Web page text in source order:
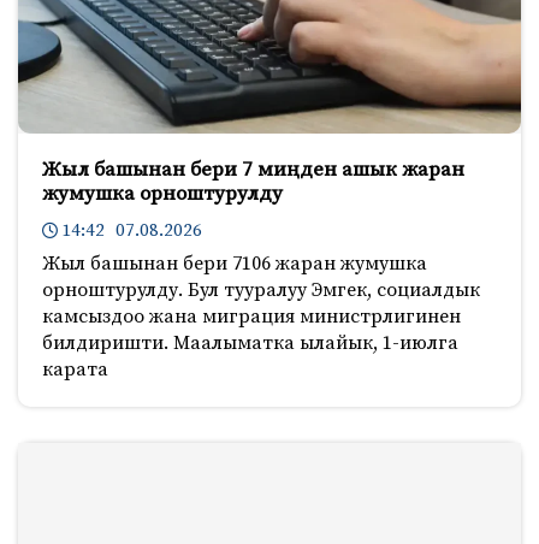
Жыл башынан бери 7 миңден ашык жаран
жумушка орноштурулду
14:42 07.08.2026
Жыл башынан бери 7106 жаран жумушка
орноштурулду. Бул тууралуу Эмгек, социалдык
камсыздоо жана миграция министрлигинен
билдиришти. Маалыматка ылайык, 1-июлга
карата